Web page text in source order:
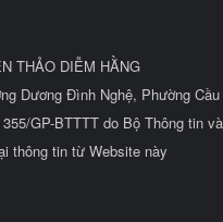
THẢO DIỄM HẰNG
Dương Đình Nghệ, Phường
GP-BTTTT do Bộ Thông tin
thông tin từ Website này